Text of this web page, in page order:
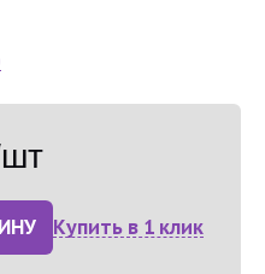
Купить в 1 клик